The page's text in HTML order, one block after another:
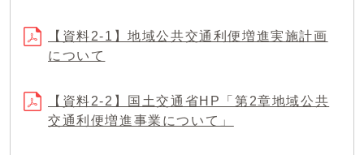
【資料2-1】地域公共交通利便増進実施計画
について
【資料2-2】国土交通省HP「第2章地域公共
交通利便増進事業について」